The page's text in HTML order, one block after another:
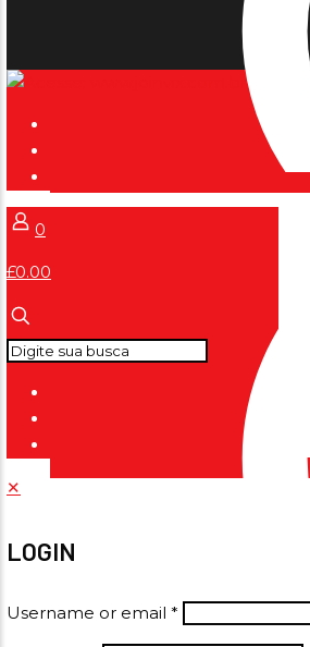
0
£0.00
✕
LOGIN
Username or email *